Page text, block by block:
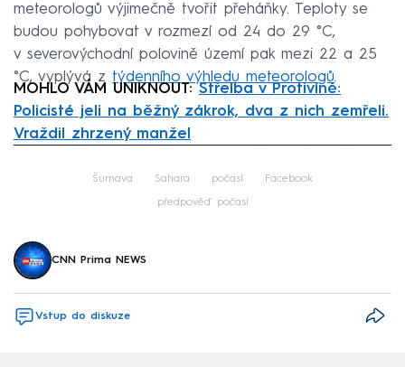
meteorologů výjimečně tvořit přeháňky. Teploty se
budou pohybovat v rozmezí od 24 do 29 °C,
v severovýchodní polovině území pak mezi 22 a 25
°C, vyplývá z týdenního výhledu meteorologů.
MOHLO VÁM UNIKNOUT:Střelba v Protivíně:
Policisté jeli na běžný zákrok, dva z nich zemřeli.
Vraždil zhrzený manžel
Šumava Sahara počasí Facebook
předpověď počasí
CNN Prima NEWS
Vstup do diskuze